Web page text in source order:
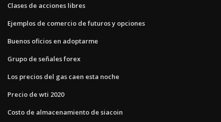
Clases de acciones libres
Ejemplos de comercio de futuros y opciones
Buenos oficios en adoptarme
Grupo de señales forex
Los precios del gas caen esta noche
Precio de wti 2020
Costo de almacenamiento de siacoin